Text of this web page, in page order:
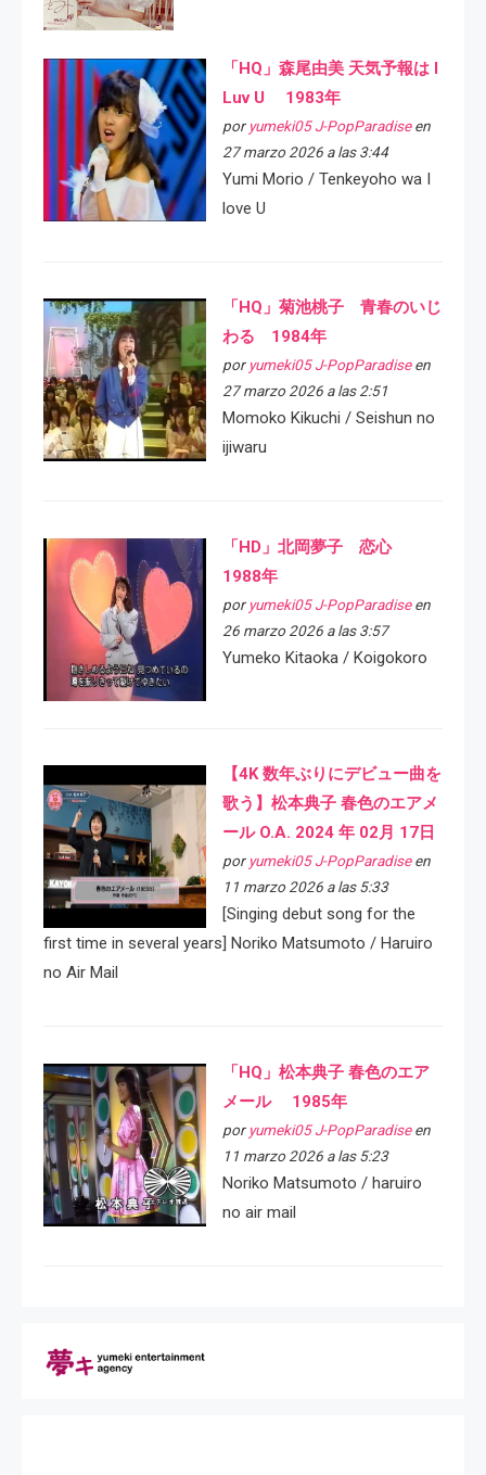
「HQ」森尾由美 天気予報は I
Luv U 1983年
por yumeki05 J-PopParadiseen
27 marzo 2026 a las 3:44
Yumi Morio / Tenkeyoho wa I
love U
「HQ」菊池桃子 青春のいじ
わる 1984年
por yumeki05 J-PopParadiseen
27 marzo 2026 a las 2:51
Momoko Kikuchi / Seishun no
ijiwaru
「HD」北岡夢子 恋心
1988年
por yumeki05 J-PopParadiseen
26 marzo 2026 a las 3:57
Yumeko Kitaoka / Koigokoro
【4K 数年ぶりにデビュー曲を
歌う】松本典子 春色のエアメ
ール O.A. 2024 年 02月 17日
por yumeki05 J-PopParadiseen
11 marzo 2026 a las 5:33
[Singing debut song for the
first time in several years] Noriko Matsumoto / Haruiro
no Air Mail
「HQ」松本典子 春色のエア
メール 1985年
por yumeki05 J-PopParadiseen
11 marzo 2026 a las 5:23
Noriko Matsumoto / haruiro
no air mail